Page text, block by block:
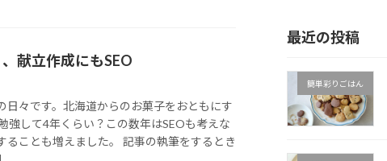
献立作成にもSEO
日々です。北海道からのお菓子をおともにす
強して4年くらい？この数年はSEOも考えな
ることも増えました。 記事の執筆をするとき
最近の投稿
簡単彩りごはん